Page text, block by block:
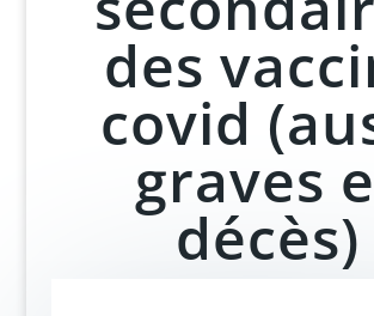
des
covid
graves
décès)